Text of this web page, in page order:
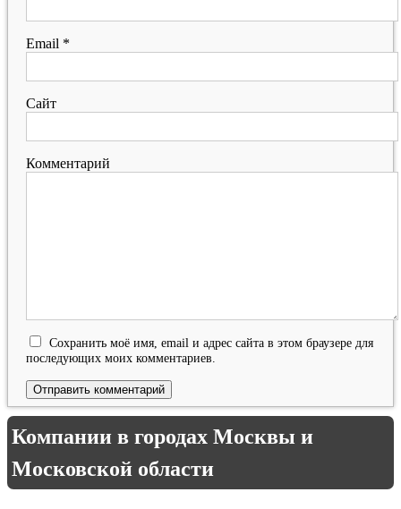
Email *
Сайт
Комментарий
Сохранить моё имя, email и адрес сайта в этом браузере для
последующих моих комментариев.
Компании в городах Москвы и
Московской области